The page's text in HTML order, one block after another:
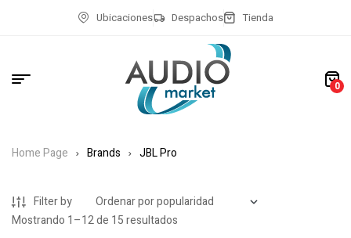
Ubicaciones Despachos Tienda
0
Home Page Brands JBL Pro
Filter by
Mostrando 1–12 de 15 resultados